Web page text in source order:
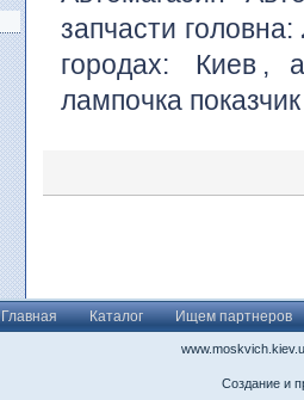
запчасти головна:
городах:
Киев , а
лампочка
Главная Каталог Ищем партнеров
Создание и